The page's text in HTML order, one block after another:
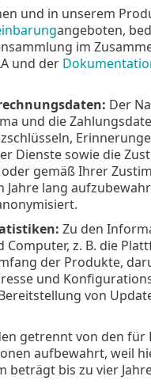
und in unserem
angeboten,
im
und der
Der
und die
Dienste sowie die
gemäß Ihrer
Jahre lang
Zu den
Computer, z. B. die
der Produkte,
und
von
getrennt von den
aufbewahrt, weil
beträgt bis zu vier